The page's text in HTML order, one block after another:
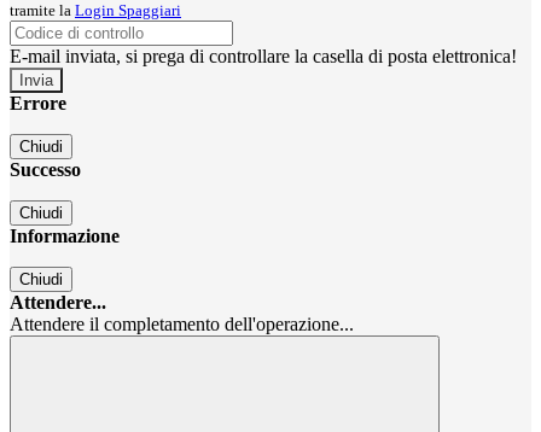
tramite la Login Spaggiari
E-mail inviata, si prega di controllare la casella di posta elettronica!
Errore
Chiudi
Successo
Chiudi
Informazione
Chiudi
Attendere...
Attendere il completamento dell'operazione...